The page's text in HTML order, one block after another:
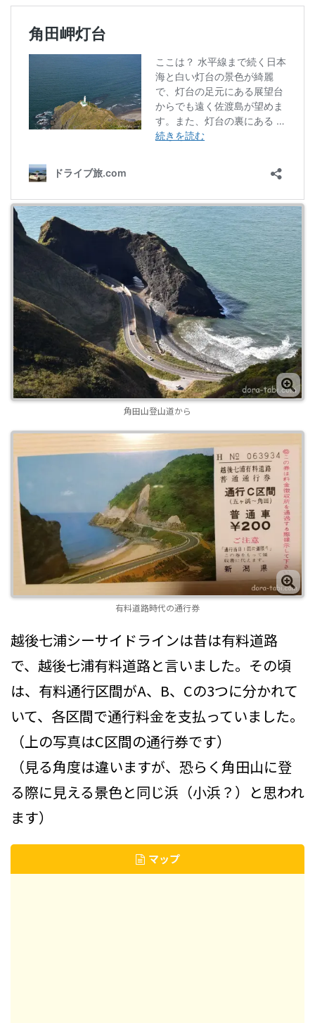
角田山登山道から
有料道路時代の通行券
越後七浦シーサイドラインは昔は有料道路
で、越後七浦有料道路と言いました。その頃
は、有料通行区間がA、B、Cの3つに分かれて
いて、各区間で通行料金を支払っていました。
（上の写真はC区間の通行券です）
（見る角度は違いますが、恐らく角田山に登
る際に見える景色と同じ浜（小浜？）と思われ
ます）
マップ